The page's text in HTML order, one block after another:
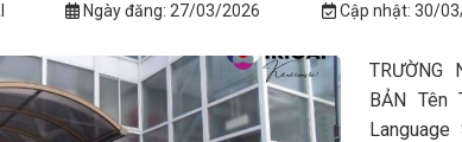
Ngày đăng:27/03/2026 Cập nhật: 30/
TRƯỜNG
BẢN Tên